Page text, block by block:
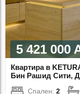
5 421 000
Квартира в
Бин Рашид Сити,
Спален:2